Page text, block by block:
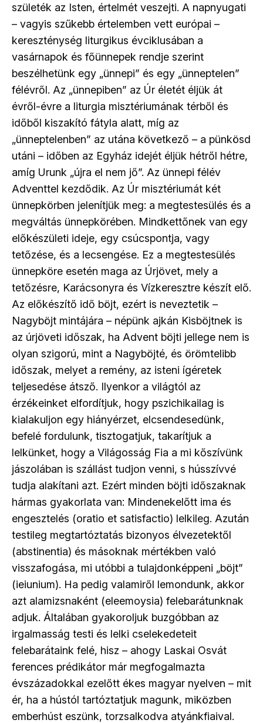
születék az Isten, értelmét veszejti. A napnyugati
– vagyis szűkebb értelemben vett európai –
kereszténység liturgikus évciklusában a
vasárnapok és főünnepek rendje szerint
beszélhetünk egy „ünnepi” és egy „ünneptelen”
félévről. Az „ünnepiben” az Úr életét éljük át
évről-évre a liturgia misztériumának térből és
időből kiszakító fátyla alatt, míg az
„ünneptelenben” az utána következő – a pünkösd
utáni – időben az Egyház idejét éljük hétről hétre,
amíg Urunk „újra el nem jő”. Az ünnepi félév
Adventtel kezdődik. Az Úr misztériumát két
ünnepkörben jelenítjük meg: a megtestesülés és a
megváltás ünnepkörében. Mindkettőnek van egy
előkészületi ideje, egy csúcspontja, vagy
tetőzése, és a lecsengése. Ez a megtestesülés
ünnepköre esetén maga az Úrjövet, mely a
tetőzésre, Karácsonyra és Vízkeresztre készít elő.
Az előkészítő idő böjt, ezért is neveztetik –
Nagyböjt mintájára – népünk ajkán Kisböjtnek is
az úrjöveti időszak, ha Advent böjti jellege nem is
olyan szigorú, mint a Nagyböjté, és örömtelibb
időszak, melyet a remény, az isteni ígéretek
teljesedése átsző. Ilyenkor a világtól az
érzékeinket elfordítjuk, hogy pszichikailag is
kialakuljon egy hiányérzet, elcsendesedünk,
befelé fordulunk, tisztogatjuk, takarítjuk a
lelkünket, hogy a Világosság Fia a mi kőszívünk
jászolában is szállást tudjon venni, s hússzívvé
tudja alakítani azt. Ezért minden böjti időszaknak
hármas gyakorlata van: Mindenekelőtt ima és
engesztelés (oratio et satisfactio) lelkileg. Azután
testileg megtartóztatás bizonyos élvezetektől
(abstinentia) és másoknak mértékben való
visszafogása, mi utóbbi a tulajdonképpeni „böjt”
(ieiunium). Ha pedig valamiről lemondunk, akkor
azt alamizsnaként (eleemoysia) felebarátunknak
adjuk. Általában gyakoroljuk buzgóbban az
irgalmasság testi és lelki cselekedeteit
felebarátaink felé, hisz – ahogy Laskai Osvát
ferences prédikátor már megfogalmazta
évszázadokkal ezelőtt ékes magyar nyelven – mit
ér, ha a hústól tartóztatjuk magunk, miközben
emberhúst eszünk, torzsalkodva atyánkfiaival.